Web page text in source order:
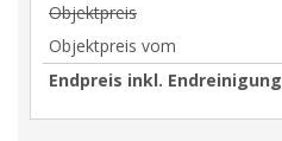
Objektpreis
Objektpreis vom
Endpreis inkl. Endreinigung